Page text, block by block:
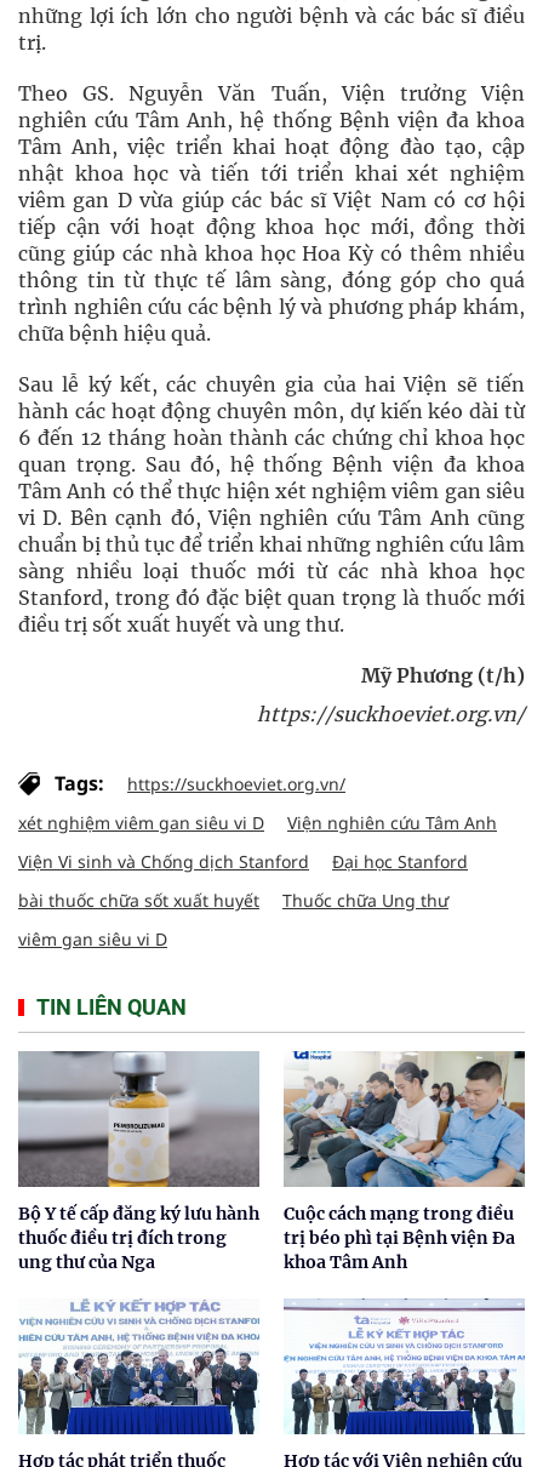
những lợi ích lớn cho người bệnh và các bác sĩ điều
trị.
Theo GS. Nguyễn Văn Tuấn, Viện trưởng Viện
nghiên cứu Tâm Anh, hệ thống Bệnh viện đa khoa
Tâm Anh, việc triển khai hoạt động đào tạo, cập
nhật khoa học và tiến tới triển khai xét nghiệm
viêm gan D vừa giúp các bác sĩ Việt Nam có cơ hội
tiếp cận với hoạt động khoa học mới, đồng thời
cũng giúp các nhà khoa học Hoa Kỳ có thêm nhiều
thông tin từ thực tế lâm sàng, đóng góp cho quá
trình nghiên cứu các bệnh lý và phương pháp khám,
chữa bệnh hiệu quả.
Sau lễ ký kết, các chuyên gia của hai Viện sẽ tiến
hành các hoạt động chuyên môn, dự kiến kéo dài từ
6 đến 12 tháng hoàn thành các chứng chỉ khoa học
quan trọng. Sau đó, hệ thống Bệnh viện đa khoa
Tâm Anh có thể thực hiện xét nghiệm viêm gan siêu
vi D. Bên cạnh đó, Viện nghiên cứu Tâm Anh cũng
chuẩn bị thủ tục để triển khai những nghiên cứu lâm
sàng nhiều loại thuốc mới từ các nhà khoa học
Stanford, trong đó đặc biệt quan trọng là thuốc mới
điều trị sốt xuất huyết và ung thư.
Mỹ Phương (t/h)
https://suckhoeviet.org.vn/
Tags:
https://suckhoeviet.org.vn/
xét nghiệm viêm gan siêu vi D
Viện nghiên cứu Tâm Anh
Viện Vi sinh và Chống dịch Stanford
Đại học Stanford
bài thuốc chữa sốt xuất huyết
Thuốc chữa Ung thư
viêm gan siêu vi D
TIN LIÊN QUAN
Bộ Y tế cấp đăng ký lưu hành
thuốc điều trị đích trong
ung thư của Nga
Cuộc cách mạng trong điều
trị béo phì tại Bệnh viện Đa
khoa Tâm Anh
Hợp tác phát triển thuốc Hợp tác với Viện nghiên cứu